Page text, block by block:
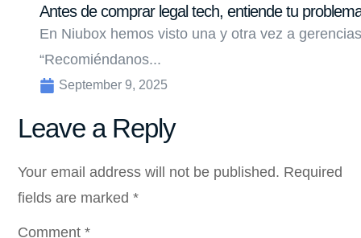
Antes de comprar legal tech, entiende tu
En Niubox hemos visto una y otra vez a
“Recomiéndanos...
September 9, 2025
Leave a Reply
Your email address will not be published. Required
fields are marked*
Comment*